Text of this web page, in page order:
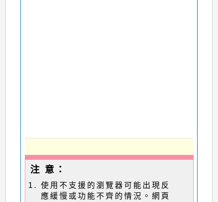
注 意：
使用不支援的瀏覽器可能出現反
應緩慢或功能不齊的情況。網頁